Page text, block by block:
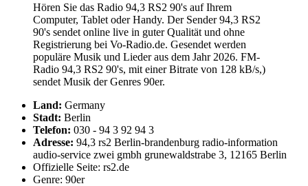
Hören Sie das Radio 94,3 RS2 90's auf Ihrem
Computer, Tablet oder Handy. Der Sender 94,3 RS2
90's sendet online live in guter Qualität und ohne
Registrierung bei Vo-Radio.de. Gesendet werden
populäre Musik und Lieder aus dem Jahr 2026. FM-
Radio 94,3 RS2 90's, mit einer Bitrate von 128 kB/s,)
sendet Musik der Genres 90er.
Land: Germany
Stadt: Berlin
Telefon: 030 - 94 3 92 94 3
Adresse: 94,3 rs2 Berlin-brandenburg radio-information
audio-service zwei gmbh grunewaldstrabe 3, 12165 Berlin
Offizielle Seite: rs2.de
Genre: 90er